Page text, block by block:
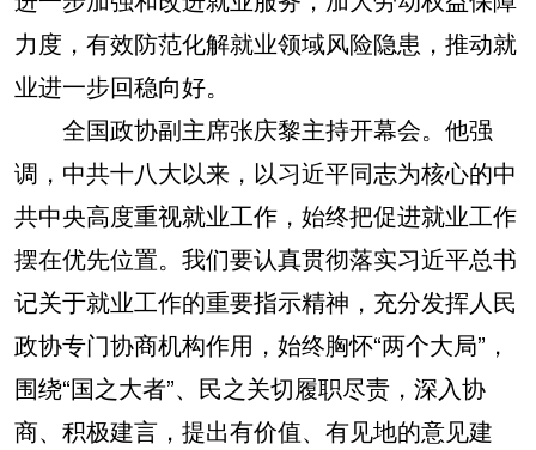
力度，有效防范化解就业领域风险隐患，推动就
业进一步回稳向好。
全国政协副主席张庆黎主持开幕会。他强
调，中共十八大以来，以习近平同志为核心的中
共中央高度重视就业工作，始终把促进就业工作
摆在优先位置。我们要认真贯彻落实习近平总书
记关于就业工作的重要指示精神，充分发挥人民
政协专门协商机构作用，始终胸怀“两个大局”，
围绕“国之大者”、民之关切履职尽责，深入协
商、积极建言，提出有价值、有见地的意见建